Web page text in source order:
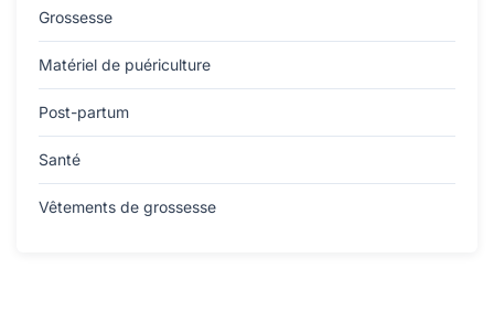
Grossesse
Matériel de puériculture
Post-partum
Santé
Vêtements de grossesse